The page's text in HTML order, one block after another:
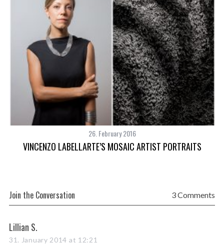
26. February 2016
VINCENZO LABELLARTE’S MOSAIC ARTIST PORTRAITS
Join the Conversation 3 Comments
s
a
Lillian S.
31. January 2014 at 12:21